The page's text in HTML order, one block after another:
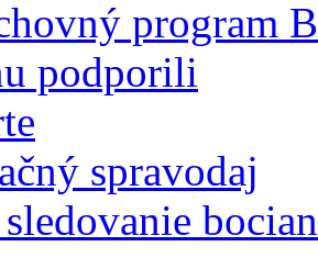
program
podporili
spravodaj